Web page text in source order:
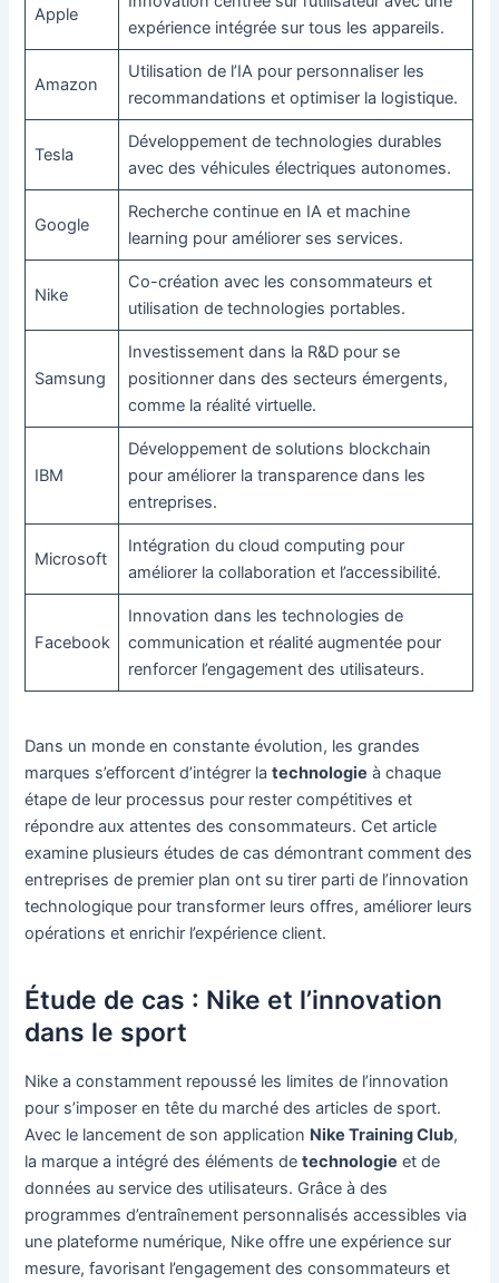
Apple
expérience intégrée sur tous les appareils.
Amazon
Utilisation de l’IA pour personnaliser les
recommandations et optimiser la logistique.
Tesla
Développement de technologies durables
avec des véhicules électriques autonomes.
Google
Recherche continue en IA et machine
learning pour améliorer ses services.
Nike
Co-création avec les consommateurs et
utilisation de technologies portables.
Samsung
Investissement dans la R&D pour se
positionner dans des secteurs émergents,
comme la réalité virtuelle.
IBM
Développement de solutions blockchain
pour améliorer la transparence dans les
entreprises.
Microsoft
Intégration du cloud computing pour
améliorer la collaboration et l’accessibilité.
Facebook
Innovation dans les technologies de
communication et réalité augmentée pour
renforcer l’engagement des utilisateurs.
Dans un monde en constante évolution, les grandes
marques s’efforcent d’intégrer latechnologie à chaque
étape de leur processus pour rester compétitives et
répondre aux attentes des consommateurs. Cet article
examine plusieurs études de cas démontrant comment des
entreprises de premier plan ont su tirer parti de l’innovation
technologique pour transformer leurs offres, améliorer leurs
opérations et enrichir l’expérience client.
Étude de cas : Nike et l’innovation
dans le sport
Nike a constamment repoussé les limites de l’innovation
pour s’imposer en tête du marché des articles de sport.
Avec le lancement de son application Nike Training Club,
la marque a intégré des éléments detechnologie et de
données au service des utilisateurs. Grâce à des
programmes d’entraînement personnalisés accessibles via
une plateforme numérique, Nike offre une expérience sur
mesure, favorisant l’engagement des consommateurs et